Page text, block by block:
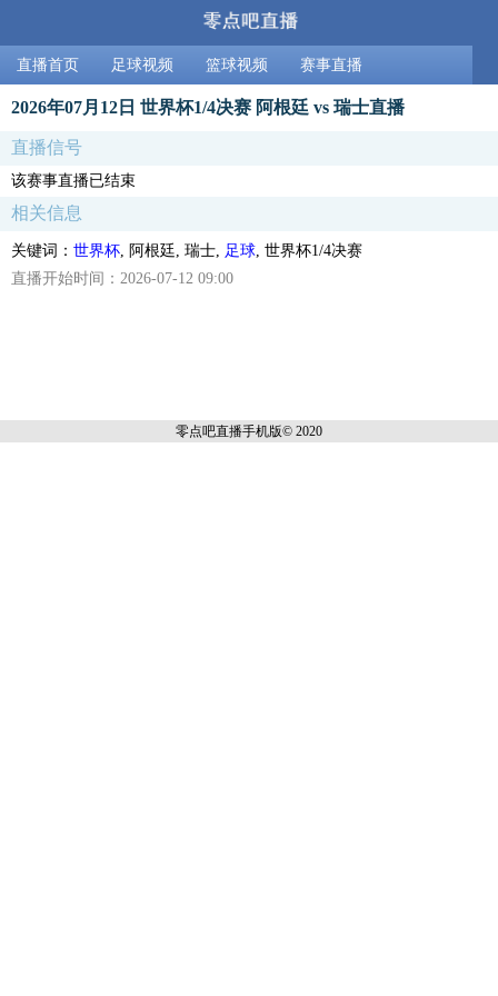
直播首页 足球视频 篮球视频 赛事直播
2026年07月12日 世界杯1/4决赛 阿根廷 vs 瑞士直播
直播信号
该赛事直播已结束
相关信息
关键词： 世界杯 , 阿根廷, 瑞士, 足球 , 世界杯1/4决赛
直播开始时间：2026-07-12 09:00
零点吧直播手机版© 2020